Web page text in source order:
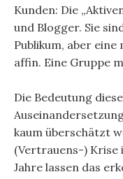
Kunden: Die
und Blogger. Sie
Publikum, aber
affin. Eine Gruppe
Die Bedeutung
kaum überschätzt
(Vertrauens-) Krise
Jahre lassen das